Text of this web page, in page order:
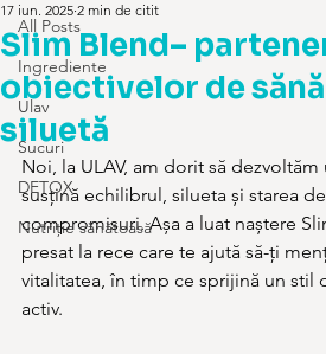
All Posts
Ingrediente
Ulav
Sucuri
DETOX
Nutriție sănătoasă
Slim Blend–
obiectivelor de
siluetă
17 iun. 2025 2 min de citit
Noi, la ULAV, am dorit să dezvoltăm
susțină echilibrul, silueta și starea
compromisuri. Așa a luat naștere
presat la rece care te ajută să-ți
vitalitatea, în timp ce sprijină un stil
activ.